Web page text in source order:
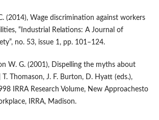
(2014), Wage discrimination against workers
“Industrial Relations: A Journal of
no. 53, issue 1, pp. 101–124.
W. G. (2001), Dispelling the myths about
Thomason, J. F. Burton, D. Hyatt (eds.),
IRRA Research Volume, New Approachesto
IRRA, Madison.